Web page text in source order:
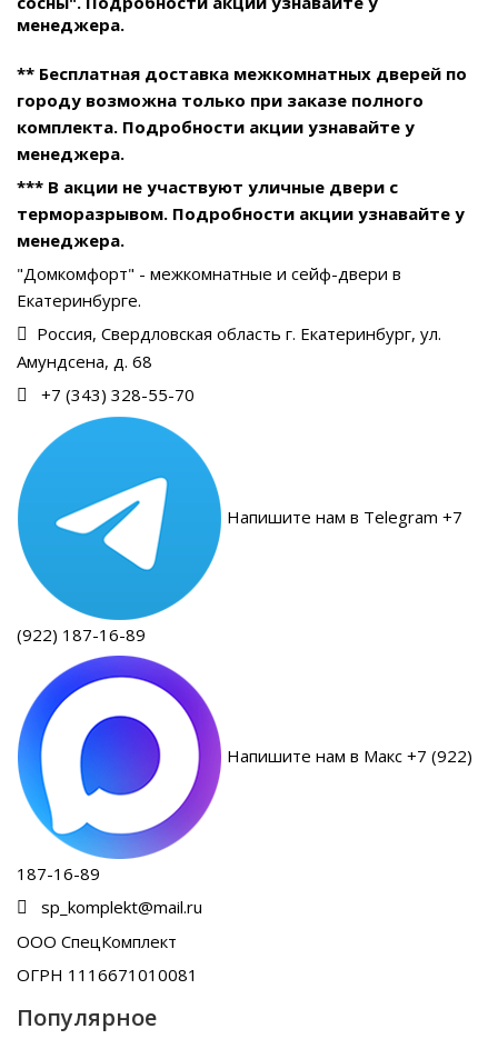
менеджера.
** Бесплатная доставка межкомнатных дверей по
городу возможна только при заказе полного
комплекта. Подробности акции узнавайте у
менеджера.
*** В акции не участвуют уличные двери с
терморазрывом. Подробности акции узнавайте у
менеджера.
"Домкомфорт" - межкомнатные и сейф-двери в
Екатеринбурге.
Россия, Свердловская область г. Екатеринбург, ул.
Амундсена, д. 68
+7 (343) 328-55-70
Напишите нам в Telegram +7
(922) 187-16-89
Напишите нам в Макс +7 (922)
187-16-89
sp_komplekt@mail.ru
ООО СпецКомплект
ОГРН 1116671010081
Популярное